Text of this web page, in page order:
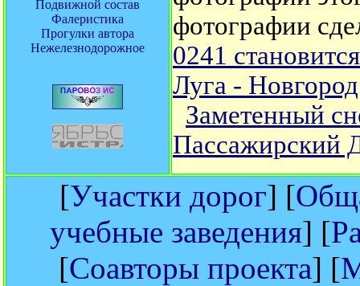
Подвижной состав
Фалеристика
Прогулки автора
Нежелезнодорожное
фотографии
0241
Луга - Новгород
Заметенный
Пассажирский
[Участки дорог] [
учебные заведения] [
[Соавторы проекта] [